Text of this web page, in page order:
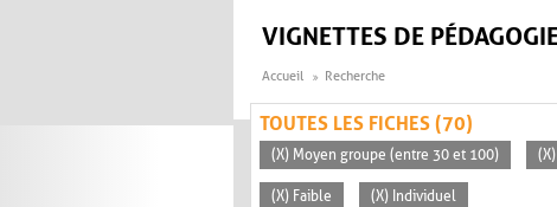
VIGNETTES DE
Accueil Recherche
TOUTES LES FICHES (70)
(X) Moyen groupe (entre 30 et 100)
(X) Faible (X) Individuel